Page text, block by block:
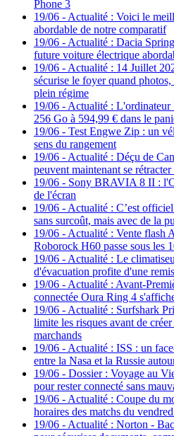
Phone 3
19/06 - Actualité : Voici le
abordable de notre comparatif
19/06 - Actualité : Dacia
future voiture électrique
19/06 - Actualité : 14 Juillet
sécurise le foyer quand
plein régime
19/06 - Actualité :
256 Go à 594,99 € dans le
19/06 - Test Engwe Zip : un
sens du rangement
19/06 - Actualité : Déçu de
peuvent maintenant se
19/06 - Sony BRAVIA 8 II :
de l'écran
19/06 - Actualité : C’est
sans surcoût, mais avec de la
19/06 - Actualité : Vente flash
Roborock H60 passe sous les
19/06 - Actualité : Le
d'évacuation profite d'une
19/06 - Actualité : Avant-
connectée Oura Ring 4
19/06 - Actualité : Surfshark
limite les risques avant de
marchands
19/06 - Actualité : ISS : un
entre la Nasa et la Russie
19/06 - Dossier : Voyage au
pour rester connecté sans
19/06 - Actualité : Coupe du
horaires des matchs du
19/06 - Actualité : Norton -